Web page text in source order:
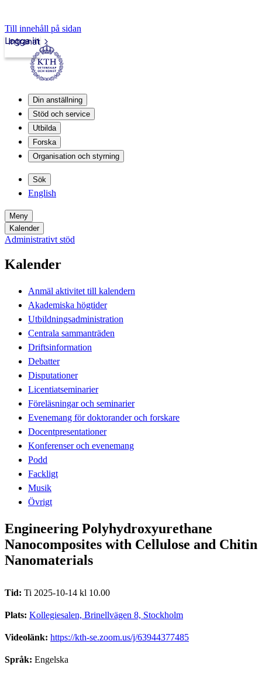
Till innehåll på sidan
Intranät
Logga in
Din anställning
Stöd och service
Utbilda
Forska
Organisation och styrning
Sök
English
Meny
Kalender
Administrativt stöd
Kalender
Anmäl aktivitet till kalendern
Akademiska högtider
Utbildningsadministration
Centrala sammanträden
Driftsinformation
Debatter
Disputationer
Licentiatseminarier
Föreläsningar och seminarier
Evenemang för doktorander och forskare
Docentpresentationer
Konferenser och evenemang
Podd
Fackligt
Musik
Övrigt
Engineering Polyhydroxyurethane
Nanocomposites with Cellulose and Chitin
Nanomaterials
Tid: Ti 2025-10-14 kl 10.00
Plats: Kollegiesalen, Brinellvägen 8, Stockholm
Videolänk: https://kth-se.zoom.us/j/63944377485
Språk: Engelska